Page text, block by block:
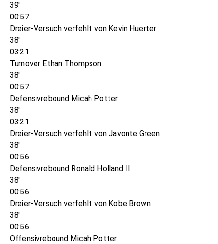
39'
00:57
Dreier-Versuch verfehlt von Kevin Huerter
38'
03:21
Turnover Ethan Thompson
38'
00:57
Defensivrebound Micah Potter
38'
03:21
Dreier-Versuch verfehlt von Javonte Green
38'
00:56
Defensivrebound Ronald Holland II
38'
00:56
Dreier-Versuch verfehlt von Kobe Brown
38'
00:56
Offensivrebound Micah Potter